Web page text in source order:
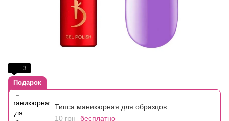
3
Подарок
Типса маникюрная для образцов
10 грн бесплатно